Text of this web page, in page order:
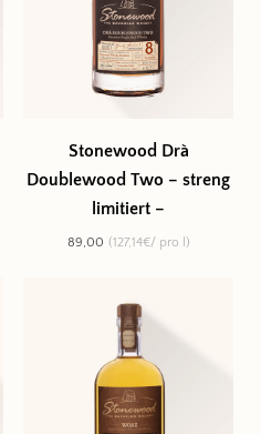
Stonewood Drà
Doublewood Two – streng
limitiert –
89,00 (127,14€/ pro l)